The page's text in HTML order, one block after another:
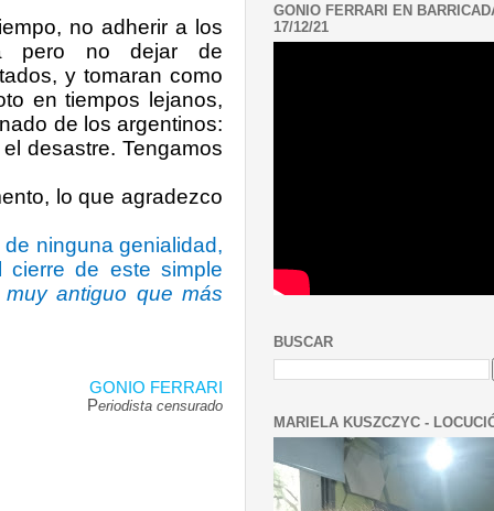
no adherir a los
pero no dejar de
y tomaran como
en tiempos lejanos,
de los argentinos:
desastre. Tengamos
lo que agradezco
ninguna genialidad,
de este simple
antiguo que más
GONIO FERRARI
Periodista censurado
GONIO FERRARI EN
17/12/21
BUSCAR
MARIELA KUSZCZYC -